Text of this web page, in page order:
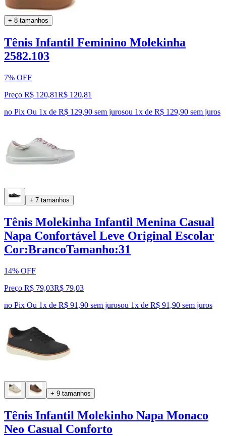
+ 8 tamanhos
Tênis Infantil Feminino Molekinha
2582.103
7% OFF
Preço R$ 120,81R$ 120,81
no Pix Ou 1x de R$ 129,90 sem jurosou 1x de R$ 129,90 sem juros
+ 7 tamanhos
Tênis Molekinha Infantil Menina Casual
Napa Confortável Leve Original Escolar
Cor:BrancoTamanho:31
14% OFF
Preço R$ 79,03R$ 79,03
no Pix Ou 1x de R$ 91,90 sem jurosou 1x de R$ 91,90 sem juros
+ 9 tamanhos
Tênis Infantil Molekinho Napa Monaco
Neo Casual Conforto